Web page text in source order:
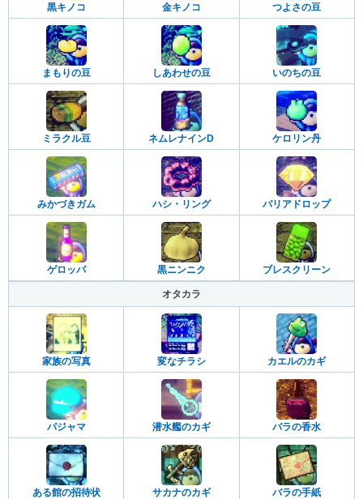
黒キノコ 金キノコ つよさの豆
まもりの豆 しあわせの豆 いのちの豆
ミラクル豆 ネムレナインD ケロリン丹
みかづきガム ハシ・リング バリアドロップ
ゲロッパ 黒ニンニク ブレスクリーン
オタカラ
家族の写真 変なチラシ カエルのカギ
パジャマ 潜水艦のカギ バラの香水
ある館の招待状 サカナのカギ バラの手紙